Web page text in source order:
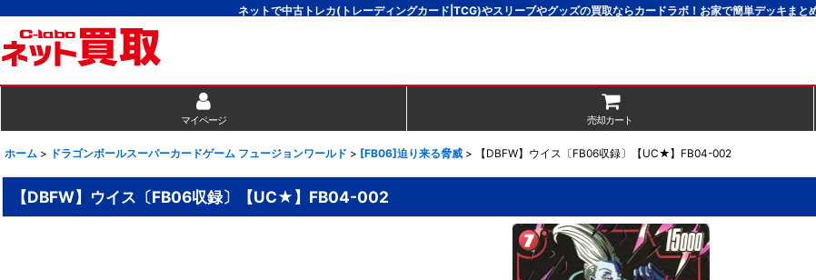
ネットで中古トレカ(トレーディングカード|TCG)やスリーブやグッズの買取ならカードラボ！お家で簡単デッキまと
マイページ 売却カート
ホーム > ドラゴンボールスーパーカードゲーム フュージョンワールド > [FB06]迫り来る脅威 > 【DBFW】ウイス〔FB06収録〕【UC★】FB04-002
【DBFW】ウイス〔FB06収録〕【UC★】FB04-002